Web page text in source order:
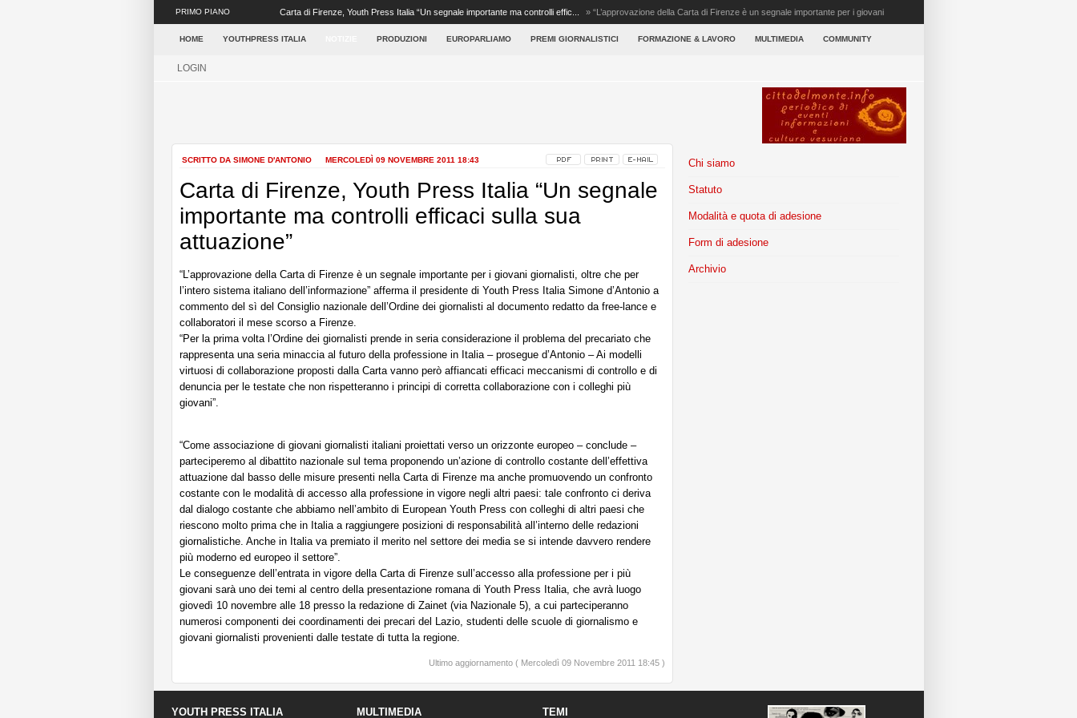
PRIMO PIANO Carta di Firenze, Youth Press Italia “Un segnale importante ma controlli effic... » “L’approvazione della Carta di Firenze è un segnale importante per i giovani
giornalisti, oltre...
HOME YOUTHPRESS ITALIA PRODUZIONI EUROPARLIAMO PREMI GIORNALISTICI FORMAZIONE & LAVORO MULTIMEDIA COMMUNITY
LOGIN
SCRITTO DA SIMONE D'ANTONIO MERCOLEDÌ 09 NOVEMBRE 2011 18:43
Carta di Firenze, Youth Press Italia “Un segnale
importante ma controlli efficaci sulla sua
attuazione”
“L’approvazione della Carta di Firenze è un segnale importante per i giovani giornalisti, oltre che per
l’intero sistema italiano dell’informazione” afferma il presidente di Youth Press Italia Simone d’Antonio a
commento del sì del Consiglio nazionale dell’Ordine dei giornalisti al documento redatto da free-lance e
collaboratori il mese scorso a Firenze.
“Per la prima volta l’Ordine dei giornalisti prende in seria considerazione il problema del precariato che
rappresenta una seria minaccia al futuro della professione in Italia – prosegue d’Antonio – Ai modelli
virtuosi di collaborazione proposti dalla Carta vanno però affiancati efficaci meccanismi di controllo e di
denuncia per le testate che non rispetteranno i principi di corretta collaborazione con i colleghi più
giovani”.
“Come associazione di giovani giornalisti italiani proiettati verso un orizzonte europeo – conclude –
parteciperemo al dibattito nazionale sul tema proponendo un’azione di controllo costante dell’effettiva
attuazione dal basso delle misure presenti nella Carta di Firenze ma anche promuovendo un confronto
costante con le modalità di accesso alla professione in vigore negli altri paesi: tale confronto ci deriva
dal dialogo costante che abbiamo nell’ambito di European Youth Press con colleghi di altri paesi che
riescono molto prima che in Italia a raggiungere posizioni di responsabilità all’interno delle redazioni
giornalistiche. Anche in Italia va premiato il merito nel settore dei media se si intende davvero rendere
più moderno ed europeo il settore”.
Le conseguenze dell’entrata in vigore della Carta di Firenze sull’accesso alla professione per i più
giovani sarà uno dei temi al centro della presentazione romana di Youth Press Italia, che avrà luogo
giovedì 10 novembre alle 18 presso la redazione di Zainet (via Nazionale 5), a cui parteciperanno
numerosi componenti dei coordinamenti dei precari del Lazio, studenti delle scuole di giornalismo e
giovani giornalisti provenienti dalle testate di tutta la regione.
Ultimo aggiornamento ( Mercoledì 09 Novembre 2011 18:45 )
Chi siamo
Statuto
Modalità e quota di adesione
Form di adesione
Archivio
YOUTH PRESS ITALIA MULTIMEDIA TEMI